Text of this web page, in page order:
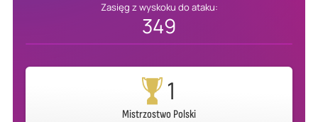
Zasięg z wyskoku do ataku:
349
1
Mistrzostwo Polski